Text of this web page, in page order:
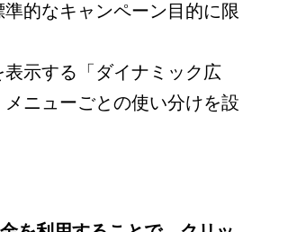
的なキャンペーン目的に限
示する「ダイナミック広
ニューごとの使い分けを設